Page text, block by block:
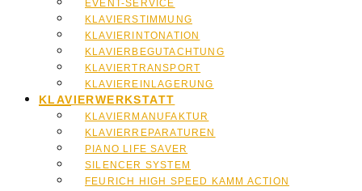
EVENT-SERVICE
KLAVIERSTIMMUNG
KLAVIERINTONATION
KLAVIERBEGUTACHTUNG
KLAVIERTRANSPORT
KLAVIEREINLAGERUNG
KLAVIERWERKSTATT
KLAVIERMANUFAKTUR
KLAVIERREPARATUREN
PIANO LIFE SAVER
SILENCER SYSTEM
FEURICH HIGH SPEED KAMM ACTION